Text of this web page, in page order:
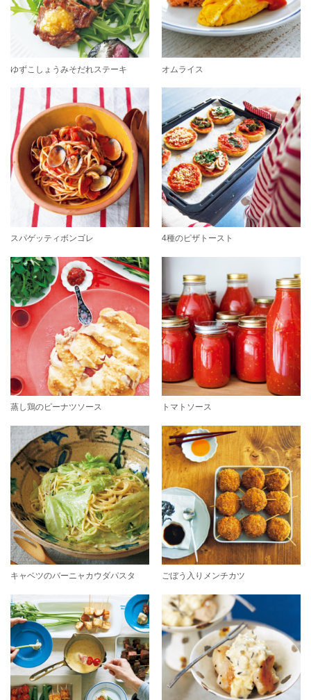
ゆずこしょうみそだれステーキ オムライス
スパゲッティボンゴレ 4種のピザトースト
蒸し鶏のピーナツソース トマトソース
キャベツのバーニャカウダパスタ ごぼう入りメンチカツ